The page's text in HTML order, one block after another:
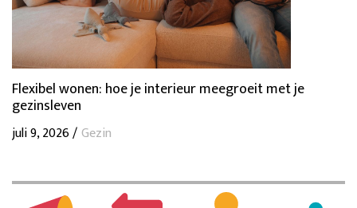
Flexibel wonen: hoe je interieur meegroeit met je
gezinsleven
juli 9, 2026 /Gezin